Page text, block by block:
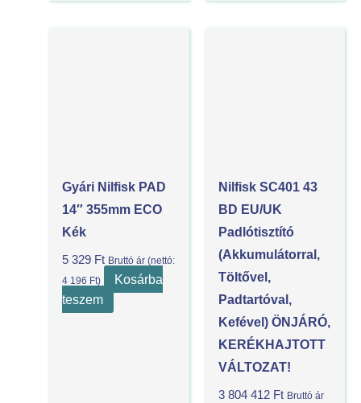
Gyári Nilfisk PAD
14″ 355mm ECO
Kék
5 329 Ft Bruttó ár (nettó:
4 196 Ft)
Kosárba
teszem
Nilfisk SC401 43
BD EU/UK
Padlótisztító
(akkumulátorral,
Töltővel,
Padtartóval,
Kefével) ÖNJÁRÓ,
KERÉKHAJTOTT
VÁLTOZAT!
3 804 412 Ft Bruttó ár